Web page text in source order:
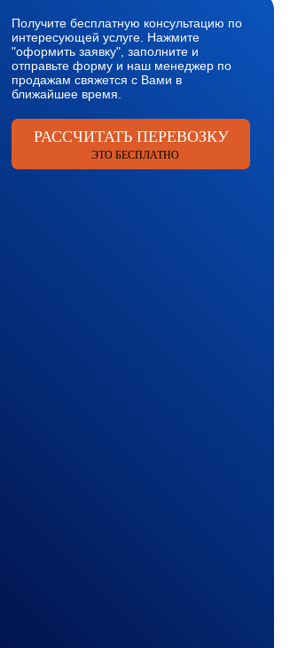
Получите бесплатную консультацию по
интересующей услуге. Нажмите
"оформить заявку", заполните и
отправьте форму и наш менеджер по
продажам свяжется с Вами в
ближайшее время.
РАССЧИТАТЬ ПЕРЕВОЗКУ
ЭТО БЕСПЛАТНО